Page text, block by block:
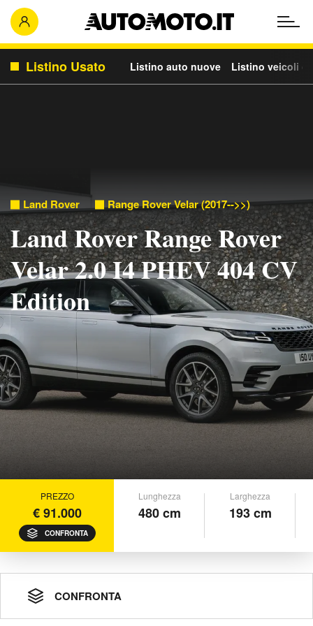
Listino Usato Listino auto nuove Listino veicoli
Land Rover Range Rover Velar (2017-->>)
Land Rover Range Rover
Velar 2.0 I4 PHEV 404 CV
Edition
PREZZO
€ 91.000
CONFRONTA
Lunghezza
480 cm
Larghezza
193 cm
CONFRONTA